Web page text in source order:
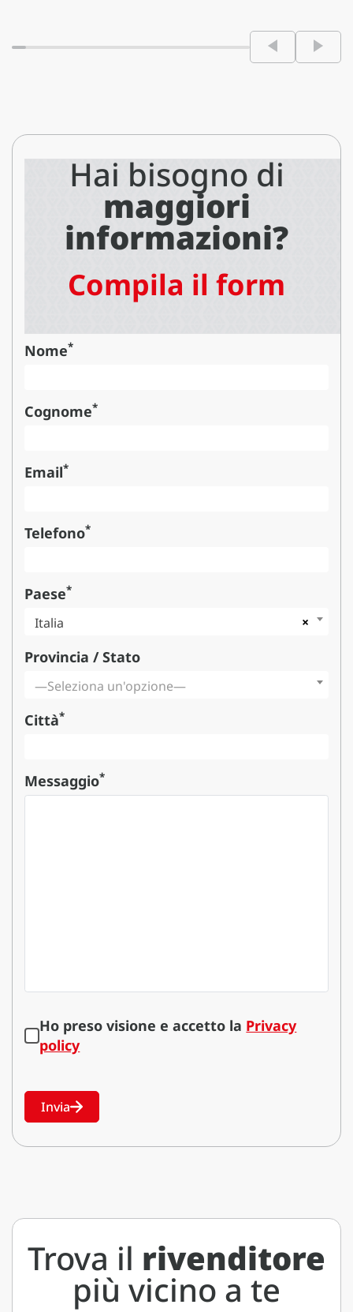
Hai bisogno di
maggiori
informazioni?
Compila il form
Nome*
Cognome*
Email*
Telefono*
Paese*
×
Italia
Provincia / Stato
—Seleziona un'opzione—
Città*
Messaggio*
Ho preso visione e accetto la Privacy
policy
Invia
Trova il rivenditore
più vicino a te